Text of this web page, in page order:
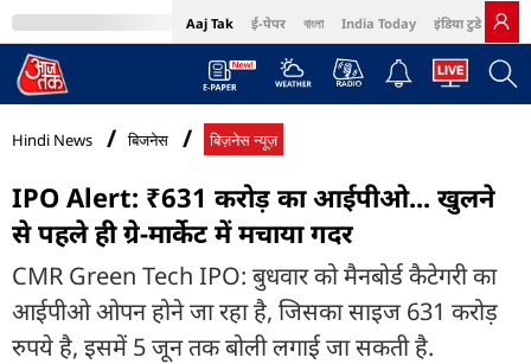
Aaj Tak ई-पेपर বাংলা India Today इंडिया टुडे हिंदी
MumbaiTak Cosmopolitan Harper's Bazaar Northeast
Hindi News बिजनेस बिज़नेस न्यूज़
IPO Alert: ₹631 करोड़ का आईपीओ... खुलने
से पहले ही ग्रे-मार्केट में मचाया गदर
CMR Green Tech IPO: बुधवार को मैनबोर्ड कैटेगरी का
आईपीओ ओपन होने जा रहा है, जिसका साइज 631 करोड़
रुपये है, इसमें 5 जून तक बोली लगाई जा सकती है.